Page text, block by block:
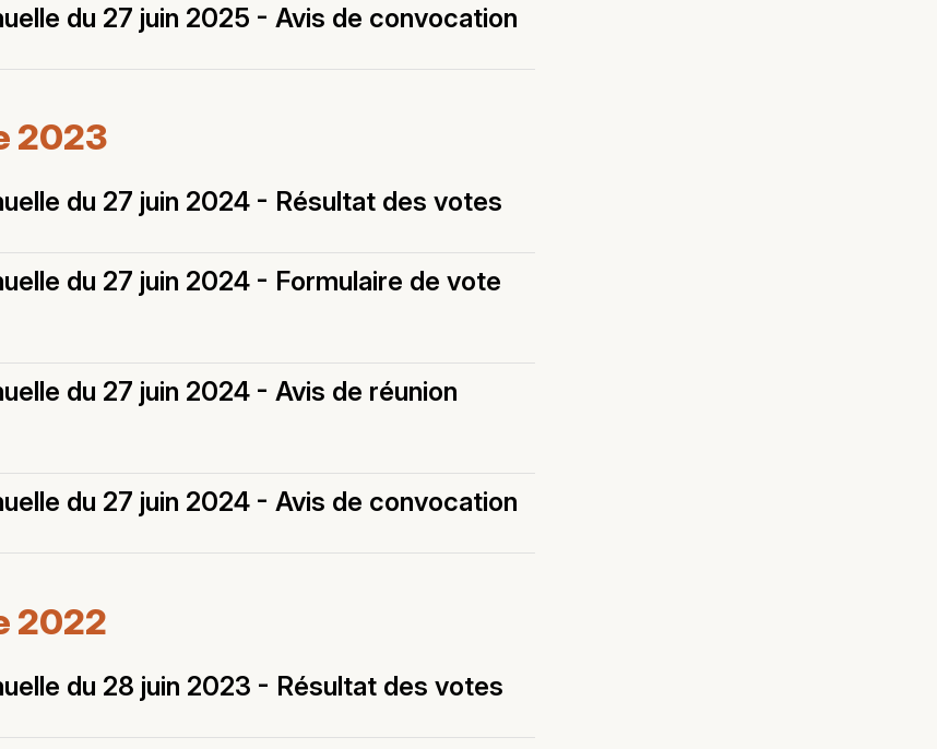
du 27 juin 2025 - Avis de convocation
2023
du 27 juin 2024 - Résultat des votes
du 27 juin 2024 - Formulaire de vote
du 27 juin 2024 - Avis de réunion
du 27 juin 2024 - Avis de convocation
2022
du 28 juin 2023 - Résultat des votes